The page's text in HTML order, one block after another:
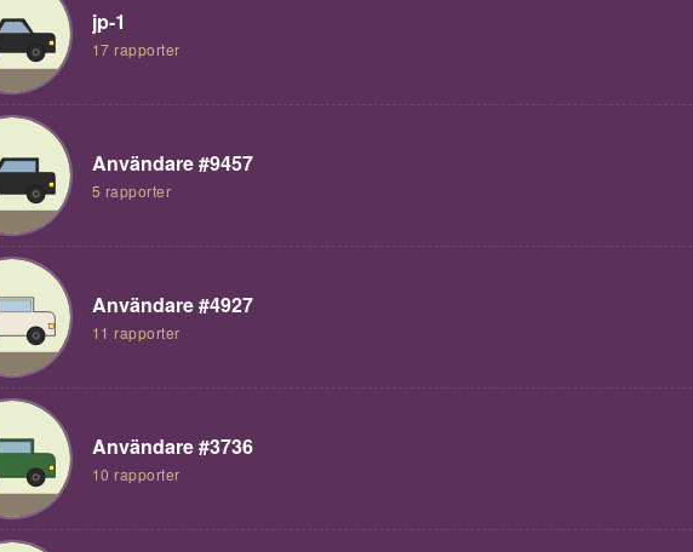
jp-1
17 rapporter
Användare #9457
5 rapporter
Användare #4927
11 rapporter
Användare #3736
10 rapporter